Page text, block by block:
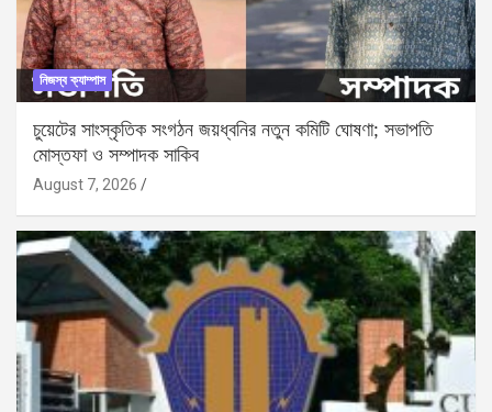
নিজস্ব ক্যাম্পাস
চুয়েটের সাংস্কৃতিক সংগঠন জয়ধ্বনির নতুন কমিটি ঘোষণা; সভাপতি
মোস্তফা ও সম্পাদক সাকিব
August 7, 2026